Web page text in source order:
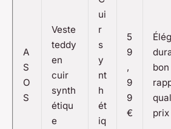
A
S
O
S
Veste
teddy
en
cuir
synth
étiqu
e
ui
r
s
y
nt
h
ét
iq
5
9
,
9
9
€
bon
prix